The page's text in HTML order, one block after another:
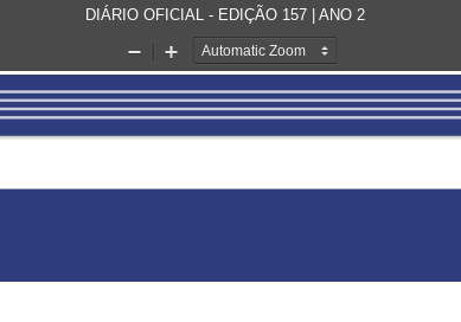
DIÁRIO OFICIAL - EDIÇÃO 157 | ANO 2